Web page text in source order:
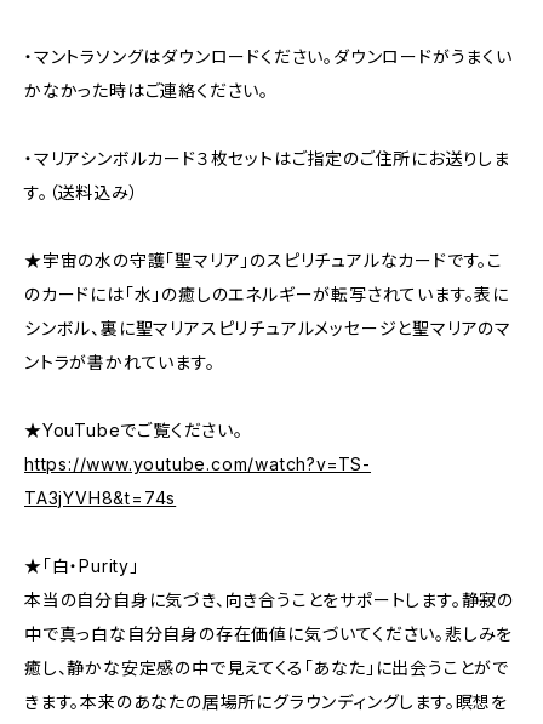
・マントラソングはダウンロードください。ダウンロードがうまくい
かなかった時はご連絡ください。
・マリアシンボルカード３枚セットはご指定のご住所にお送りしま
す。（送料込み）
★宇宙の水の守護「聖マリア」のスピリチュアルなカードです。こ
のカードには「水」の癒しのエネルギーが転写されています。表に
シンボル、裏に聖マリアスピリチュアルメッセージと聖マリアのマ
ントラが書かれています。
★YouTubeでご覧ください。
https://www.youtube.com/watch?v=TS-
TA3jYVH8&t=74s
★「白・Purity」
本当の自分自身に気づき、向き合うことをサポートします。静寂の
中で真っ白な自分自身の存在価値に気づいてください。悲しみを
癒し、静かな安定感の中で見えてくる「あなた」に出会うことがで
きます。本来のあなたの居場所にグラウンディングします。瞑想を